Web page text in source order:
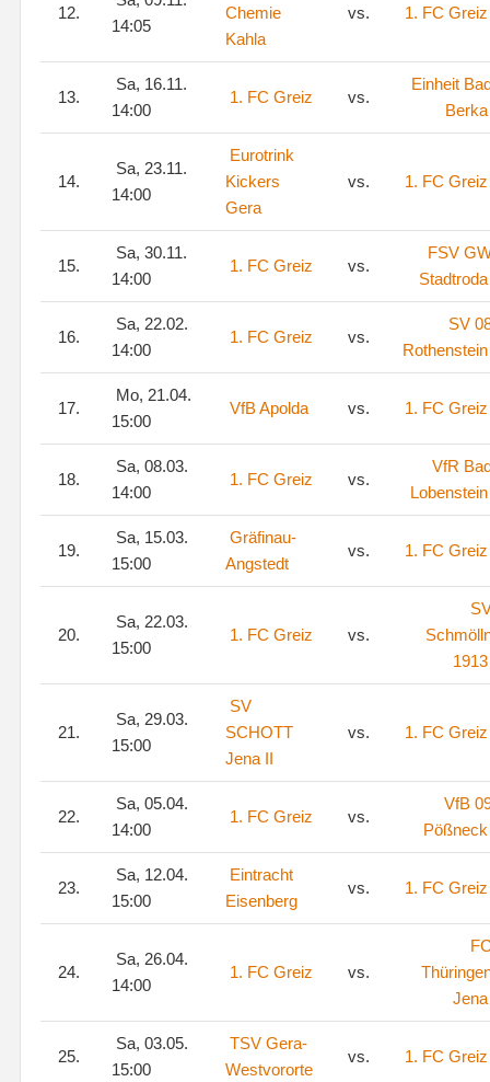
12.
14:05
Chemie
Kahla
vs. 1. FC Greiz
13.
Sa, 16.11.
14:00
1. FC Greiz vs.
Einheit
Berka
14.
Sa, 23.11.
14:00
Eurotrink
Kickers
Gera
vs. 1. FC Greiz
15.
Sa, 30.11.
14:00
1. FC Greiz vs.
FSV
Stadtroda
16.
Sa, 22.02.
14:00
1. FC Greiz vs.
SV
Rothenstein
17.
Mo, 21.04.
15:00
VfB Apolda vs. 1. FC Greiz
18.
Sa, 08.03.
14:00
1. FC Greiz vs.
VfR
Lobenstein
19.
Sa, 15.03.
15:00
Gräfinau-
Angstedt
vs. 1. FC Greiz
20.
Sa, 22.03.
15:00
1. FC Greiz vs.
1913
21.
Sa, 29.03.
15:00
SV
SCHOTT
Jena II
vs. 1. FC Greiz
22.
Sa, 05.04.
14:00
1. FC Greiz vs.
VfB
Pößneck
23.
Sa, 12.04.
15:00
Eintracht
Eisenberg
vs. 1. FC Greiz
24.
Sa, 26.04.
14:00
1. FC Greiz vs.
Jena
25.
Sa, 03.05.
15:00
TSV Gera-
Westvororte
vs. 1. FC Greiz